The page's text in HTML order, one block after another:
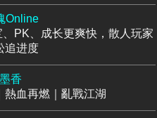
Online
PK、成长更爽快，散人玩家
追进度
香
血再燃｜亂戰江湖